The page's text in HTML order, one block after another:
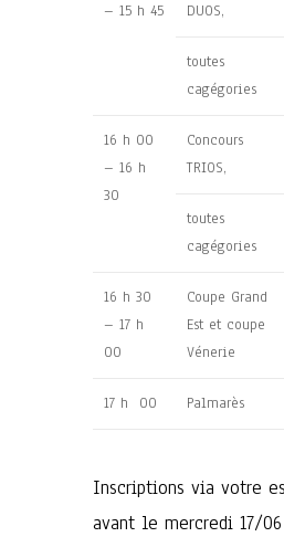
– 15 h 45
DUOS,
toutes
cagégories
16 h 00
– 16 h
30
Concours
TRIOS,
toutes
cagégories
16 h 30
– 17 h
00
Coupe Grand
Est et coupe
Vénerie
17 h 00 Palmarès
Inscriptions via votre
avant le mercredi 17/